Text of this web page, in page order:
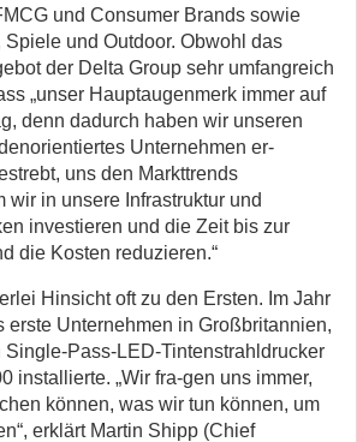
und Consumer Brands sowie
Spiele und Outdoor. Obwohl das
der Delta Group sehr umfangreich
„unser Hauptaugenmerk immer auf
denn dadurch haben wir unseren
Unternehmen er-
uns den Markttrends
wir in unsere Infrastruktur und
investieren und die Zeit bis zur
die Kosten reduzieren.“
Hinsicht oft zu den Ersten. Im Jahr
erste Unternehmen in Großbritannien,
Pass-LED-Tintenstrahldrucker
installierte. „Wir fra-gen uns immer,
können, was wir tun können, um
erklärt Martin Shipp (Chief